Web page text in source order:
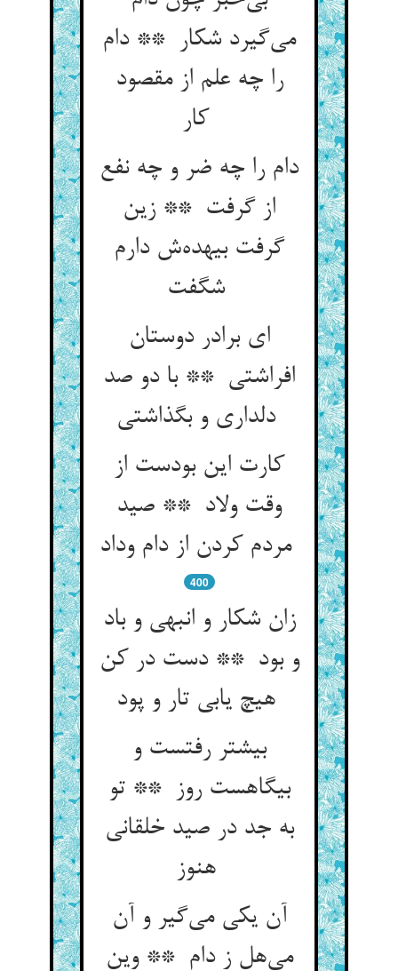
می‌گیرد شکار ** دام
را چه علم از مقصود
دام را چه ضر و چه نفع
از گرفت ** زین
گرفت بیهده‌ش دارم
شگفت
ای برادر دوستان
افراشتی ** با دو صد
دلداری و بگذاشتی
کارت این بودست از
وقت ولاد ** صید
مردم کردن از دام وداد
400
زان شکار و انبهی و باد
و بود ** دست در کن
هیچ یابی تار و پود
بیشتر رفتست و
بیگاهست روز ** تو
به جد در صید خلقانی
هنوز
آن یکی می‌گیر و آن
می‌هل ز دام ** وین